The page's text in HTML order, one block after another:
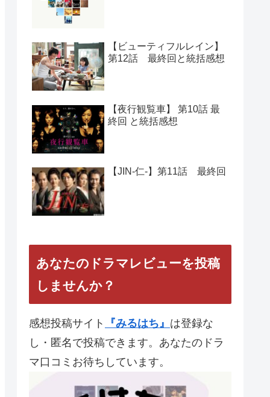
【ビューティフルレイン】
第12話 最終回と統括感想
【夜行観覧車】 第10話 最
終回 と統括感想
【JIN-仁-】第11話 最終回
あなたのドラマレビューを投稿
しませんか？
感想投稿サイト 『みるはち』 は登録な
し・匿名で投稿できます。あなたのドラ
マ口コミお待ちしています。